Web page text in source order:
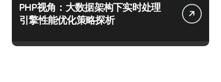
PHP视角：大数据架构下实时处理
引擎性能优化策略探析